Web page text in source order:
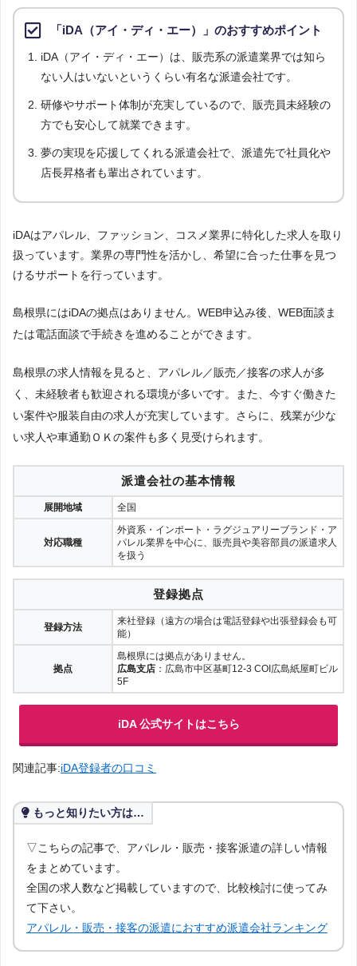
「iDA（アイ・ディ・エー）」のおすすめポイント
iDA（アイ・ディ・エー）は、販売系の派遣業界では知ら
ない人はいないというくらい有名な派遣会社です。
研修やサポート体制が充実しているので、販売員未経験の
方でも安心して就業できます。
夢の実現を応援してくれる派遣会社で、派遣先で社員化や
店長昇格者も輩出されています。
iDAはアパレル、ファッション、コスメ業界に特化した求人を取り
扱っています。業界の専門性を活かし、希望に合った仕事を見つ
けるサポートを行っています。
島根県にはiDAの拠点はありません。WEB申込み後、WEB面談ま
たは電話面談で手続きを進めることができます。
島根県の求人情報を見ると、アパレル／販売／接客の求人が多
く、未経験者も歓迎される環境が多いです。また、今すぐ働きた
い案件や服装自由の求人が充実しています。さらに、残業が少な
い求人や車通勤ＯＫの案件も多く見受けられます。
派遣会社の基本情報
展開地域 全国
対応職種
外資系・インポート・ラグジュアリーブランド・ア
パレル業界を中心に、販売員や美容部員の派遣求人
を扱う
登録拠点
登録方法
来社登録（遠方の場合は電話登録や出張登録会も可
能）
拠点
島根県には拠点がありません。
広島支店 ：広島市中区基町12-3 COI広島紙屋町ビル
5F
iDA 公式サイトはこちら
関連記事:iDA登録者の口コミ
もっと知りたい方は…
▽こちらの記事で、アパレル・販売・接客派遣の詳しい情報
をまとめています。
全国の求人数など掲載していますので、比較検討に使ってみ
て下さい。
アパレル・販売・接客の派遣におすすめ派遣会社ランキング